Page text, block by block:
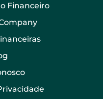
Financeiro